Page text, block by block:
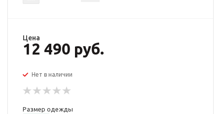
Цена
12 490 руб.
Нет в наличии
Размер одежды